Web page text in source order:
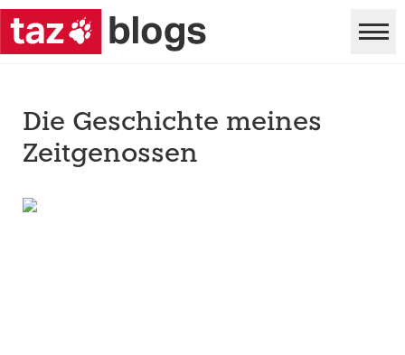
Die Geschichte meines
Zeitgenossen